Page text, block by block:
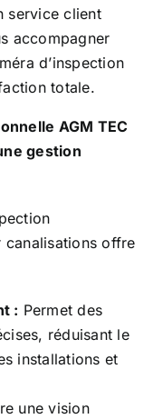
service client
accompagner
d’inspection
totale.
AGM TEC
gestion
canalisations offre
: Permet des
réduisant le
installations et
une vision